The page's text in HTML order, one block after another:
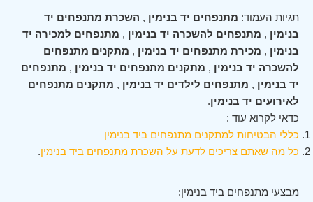
תגיות העמוד: מתנפחים יד בנימין , השכרת מתנפחים יד
בנימין , מתנפחים להשכרה יד בנימין , מתנפחים למכירה יד
בנימין , מכירת מתנפחים יד בנימין , מתקנים מתנפחים
להשכרה יד בנימין , מתקנים מתנפחים יד בנימין , מתנפחים
יד בנימין , מתנפחים לילדים יד בנימין , מתקנים מתנפחים
לאירועים יד בנימין.
כדאי לקרוא עוד :
כללי הבטיחות למתקנים מתנפחים ביד בנימין
כל מה שאתם צריכים לדעת על השכרת מתנפחים ביד בנימין.
מבצעי מתנפחים ביד בנימין: